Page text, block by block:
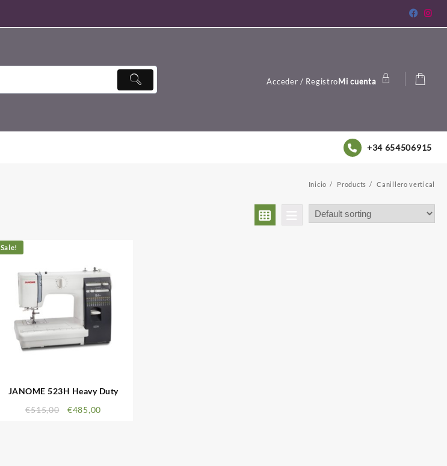
Acceder / RegistroMi cuenta
+34 654506915
Inicio Products Canillero vertical
Sale!
JANOME 523H Heavy Duty
€515,00 €485,00